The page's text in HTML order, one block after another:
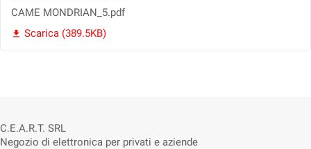
CAME MONDRIAN_5.pdf
 Scarica (389.5KB)
C.E.A.R.T. SRL
Negozio di elettronica per privati e aziende